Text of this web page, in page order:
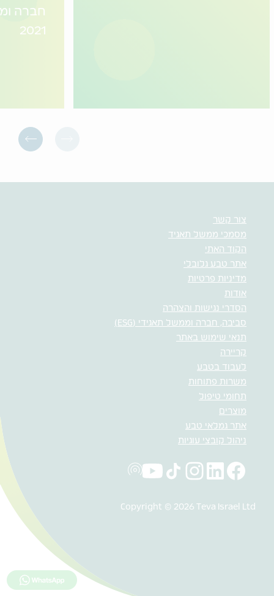
לחץ כאן
חברה
2021
צור קשר
מסמכי ממשל תאגיד
הקוד האתי
אתר טבע גלובלי
מדיניות פרטיות
אודות
הסדרי נגישות והצהרה
סביבה, חברה וממשל תאגידי (ESG)
תנאי שימוש באתר
קריירה
לעבוד בטבע
משרות פתוחות
תחומי טיפול
מוצרים
אתר גמלאי טבע
ניהול קובצי עוגיות
Copyright © 2026 Teva Israel Ltd